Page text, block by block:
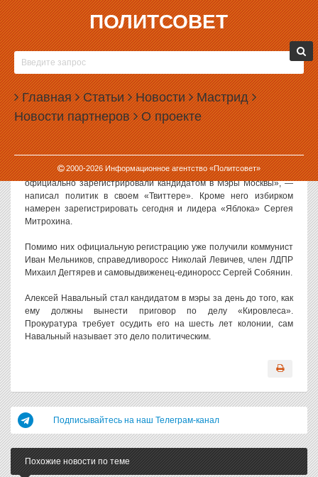
ПОЛИТСОВЕТ
Главная Статьи Новости Мастрид
Новости партнеров О проекте
2000-2026Информационное агентство «Политсовет»
17.07.2013, 16:27
НАВАЛЬНОГО ЗАРЕГИСТРИРОВАЛИ
КАНДИДАТОМ В МЭРЫ МОСКВЫ
Мосгоризбирком официально зарегистрировал Алексея
Навального кандидатом в мэры Москвы. А уже завтра ему должен
быть вынесен приговор по делу «Кировлеса».
Решение о регистрации Навального было принято на
сегодняшнем заседании московского избиркома. «О, меня
официально зарегистрировали кандидатом в Мэры Москвы», —
написал политик в своем «Твиттере». Кроме него избирком
намерен зарегистрировать сегодня и лидера «Яблока» Сергея
Митрохина.
Помимо них официальную регистрацию уже получили коммунист
Иван Мельников, справедливоросс Николай Левичев, член ЛДПР
Михаил Дегтярев и самовыдвиженец-единоросс Сергей Собянин.
Алексей Навальный стал кандидатом в мэры за день до того, как
ему должны вынести приговор по делу «Кировлеса».
Прокуратура требует осудить его на шесть лет колонии, сам
Навальный называет это дело политическим.
Подписывайтесь на наш Телеграм-канал
Похожие новости по теме